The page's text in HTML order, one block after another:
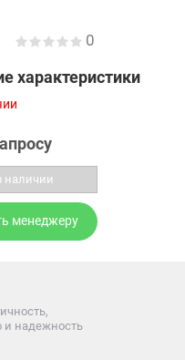
0
характеристики
наличии
менеджеру
и надежность